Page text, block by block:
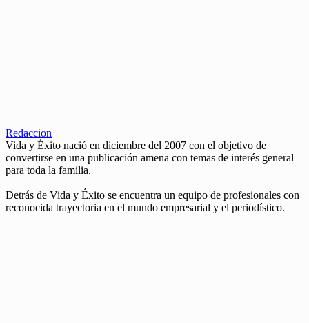
Redaccion
Vida y Éxito nació en diciembre del 2007 con el objetivo de
convertirse en una publicación amena con temas de interés general
para toda la familia.
Detrás de Vida y Éxito se encuentra un equipo de profesionales con
reconocida trayectoria en el mundo empresarial y el periodístico.